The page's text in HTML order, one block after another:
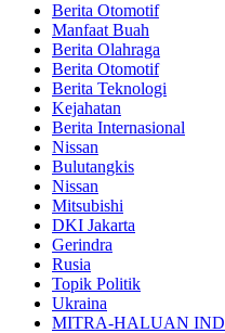
Berita Otomotif
Manfaat Buah
Berita Olahraga
Berita Otomotif
Berita Teknologi
Kejahatan
Berita Internasional
Nissan
Bulutangkis
Nissan
Mitsubishi
DKI Jakarta
Gerindra
Rusia
Topik Politik
Ukraina
MITRA-HALUAN